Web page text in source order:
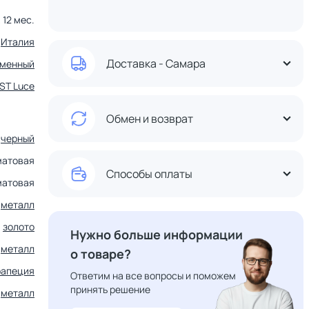
12 мес.
Италия
ST Luce
черный
металл
золото
металл
металл
Доставка - Самара
Обмен и возврат
Способы оплаты
Нужно больше информации
о товаре?
Ответим на все вопросы и поможем
принять решение